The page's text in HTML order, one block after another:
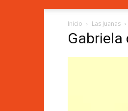
Inicio Las Juanas
Gabriela